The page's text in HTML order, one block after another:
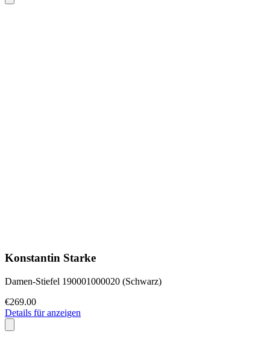
Konstantin Starke
Damen-Stiefel 190001000020 (Schwarz)
€269.00
Details für anzeigen